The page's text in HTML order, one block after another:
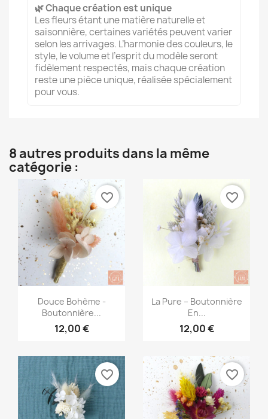
🌿 Chaque création est unique
Les fleurs étant une matière naturelle et
saisonnière, certaines variétés peuvent varier
selon les arrivages. L’harmonie des couleurs, le
style, le volume et l’esprit du modèle seront
fidèlement respectés, mais chaque création
reste une pièce unique, réalisée spécialement
pour vous.
8 autres produits dans la même
catégorie :
Aperçu rapide
Douce Bohème -
Boutonnière...
12,00 €
favorite_border
Aperçu rapide
La Pure – Boutonnière
En...
12,00 €
favorite_border
favorite_border favorite_border